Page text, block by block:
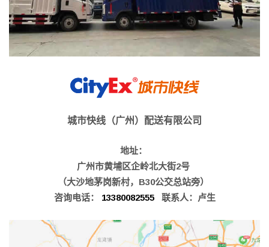
城市快线（广州）配送有限公司
地址：
广州市黄埔区企岭北大街2号
（大沙地茅岗新村，B30公交总站旁）
咨询电话： 13380082555联系人：卢生